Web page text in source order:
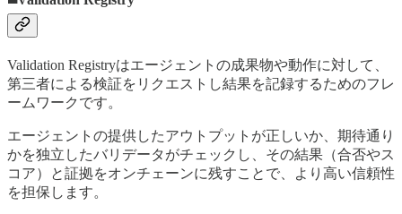
Validation Registryはエージェントの成果物や動作に対して、
第三者による検証をリクエストし結果を記録するためのフレ
ームワークです。
エージェントの提供したアウトプットが正しいか、期待通り
かを独立したバリデータがチェックし、その結果（合否やス
コア）と証拠をオンチェーンに残すことで、より高い信頼性
を担保します。